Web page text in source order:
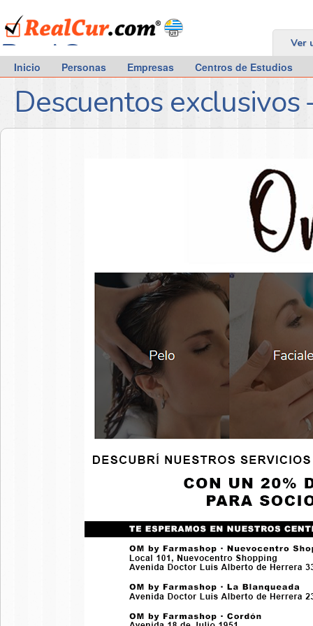
RealCur.com Ver
Inicio Personas Empresas Centros de Estudios
Descuentos exclusivos